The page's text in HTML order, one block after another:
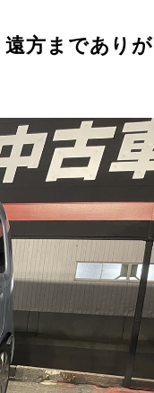
方までありが